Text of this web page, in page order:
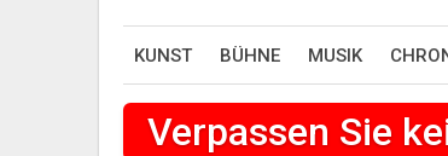
KUNST BÜHNE MUSIK
Verpassen Sie